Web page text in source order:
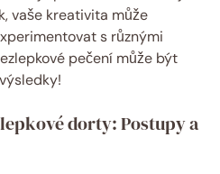
⁣vaše kreativita může
s různými
pečení může být
‍dorty:⁢ Postupy a